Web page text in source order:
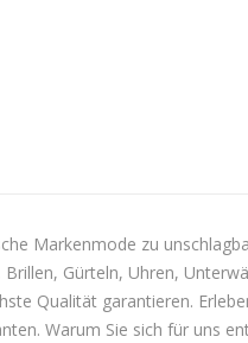
Markenmode zu
Gürteln, Uhren,
Qualität garantieren.
Warum Sie sich für uns